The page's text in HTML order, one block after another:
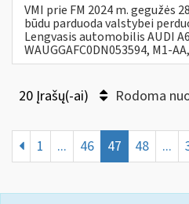
VMI prie FM 2024 m. gegužės
būdu parduoda valstybei
Lengvasis automobilis AUDI
WAUGGAFC0DN053594, M1-
20 Įrašų(-ai) Rodoma
1 ... 46 47 48 ...